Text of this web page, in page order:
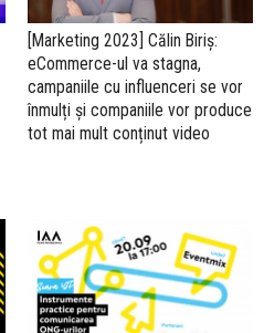
[Marketing 2023] Călin Biriș:
eCommerce-ul va stagna,
campaniile cu influenceri se vor
înmulți și companiile vor produce
tot mai mult conținut video